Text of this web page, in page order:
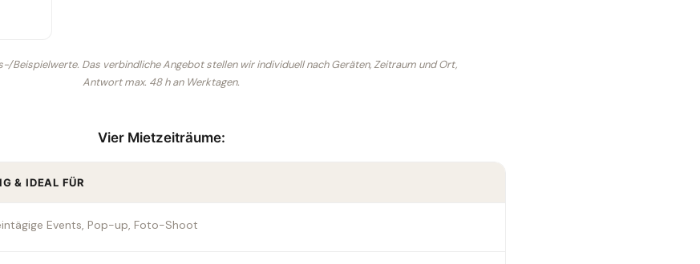
Beispielwerte. Das verbindliche Angebot stellen wir individuell nach Geräten, Zeitraum und Ort,
Antwort max. 48 h an Werktagen.
Vier Mietzeiträume:
& IDEAL FÜR
eintägige Events, Pop-up, Foto-Shoot